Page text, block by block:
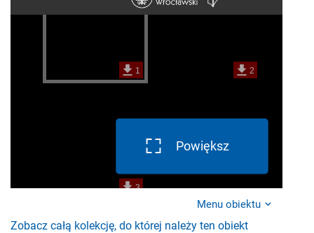
Powiększ
Menu obiektu
Zobacz całą kolekcję, do której należy ten obiekt